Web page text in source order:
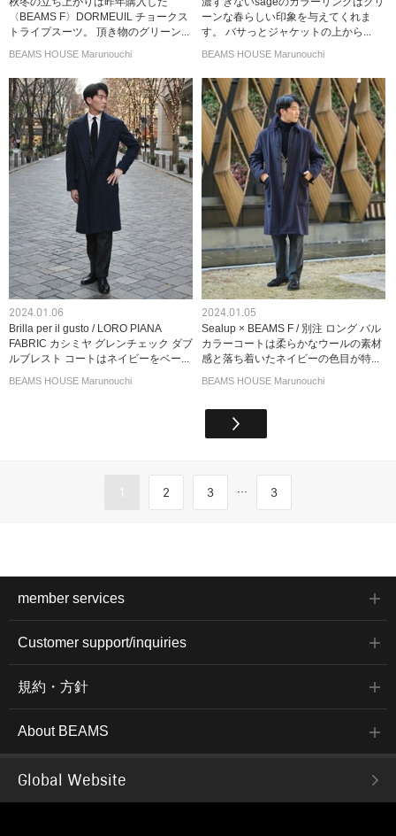
〈BEAMS F〉DORMEUIL チョークス
トライプスーツ。 頂き物のグリーン...
BEAMS HOUSE Marunouchi
ーンな春らしい印象を与えてくれま
す。 バサっとジャケットの上から...
BEAMS HOUSE Marunouchi
2024.01.06
Brilla per il gusto / LORO PIANA
FABRIC カシミヤ グレンチェック ダブ
ルブレスト コートはネイビーをベー...
BEAMS HOUSE Marunouchi
2024.01.05
Sealup × BEAMS F / 別注 ロング バル
カラーコートは柔らかなウールの素材
感と落ち着いたネイビーの色目が特...
BEAMS HOUSE Marunouchi
1 2 3 ... 3
member services
Customer support/inquiries
規約・方針
About BEAMS
Global Website